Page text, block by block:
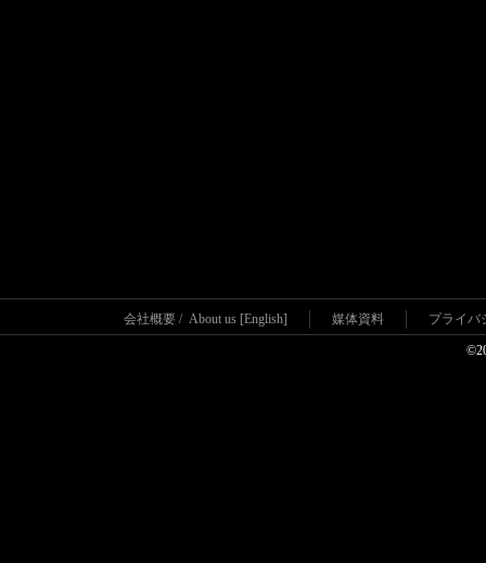
会社概要 / About us [English] 媒体資料 プライバ